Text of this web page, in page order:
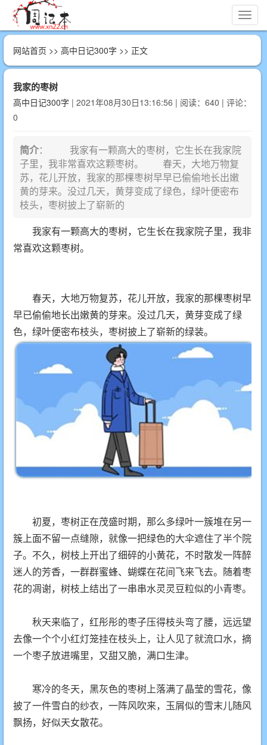
切
换
网站首页 >> 高中日记300字 >> 正文
我家的枣树
高中日记300字 | 2021年08月30日13:16:56 | 阅读：640 | 评论：
0
简介： 我家有一颗高大的枣树，它生长在我家院
子里，我非常喜欢这颗枣树。 春天，大地万物复
苏，花儿开放，我家的那棵枣树早早已偷偷地长出嫩
黄的芽来。没过几天，黄芽变成了绿色，绿叶便密布
枝头，枣树披上了崭新的
我家有一颗高大的枣树，它生长在我家院子里，我非
常喜欢这颗枣树。
春天，大地万物复苏，花儿开放，我家的那棵枣树早
早已偷偷地长出嫩黄的芽来。没过几天，黄芽变成了绿
色，绿叶便密布枝头，枣树披上了崭新的绿装。
初夏，枣树正在茂盛时期，那么多绿叶一簇堆在另一
簇上面不留一点缝隙，就像一把绿色的大伞遮住了半个院
子。不久，树枝上开出了细碎的小黄花，不时散发一阵醉
迷人的芳香，一群群蜜蜂、蝴蝶在花间飞来飞去。随着枣
花的凋谢，树枝上结出了一串串水灵灵豆粒似的小青枣。
秋天来临了，红彤彤的枣子压得枝头弯了腰，远远望
去像一个个小红灯笼挂在枝头上，让人见了就流口水，摘
一个枣子放进嘴里，又甜又脆，满口生津。
寒冷的冬天，黑灰色的枣树上落满了晶莹的雪花，像
披了一件雪白的纱衣，一阵风吹来，玉屑似的雪末儿随风
飘扬，好似天女散花。